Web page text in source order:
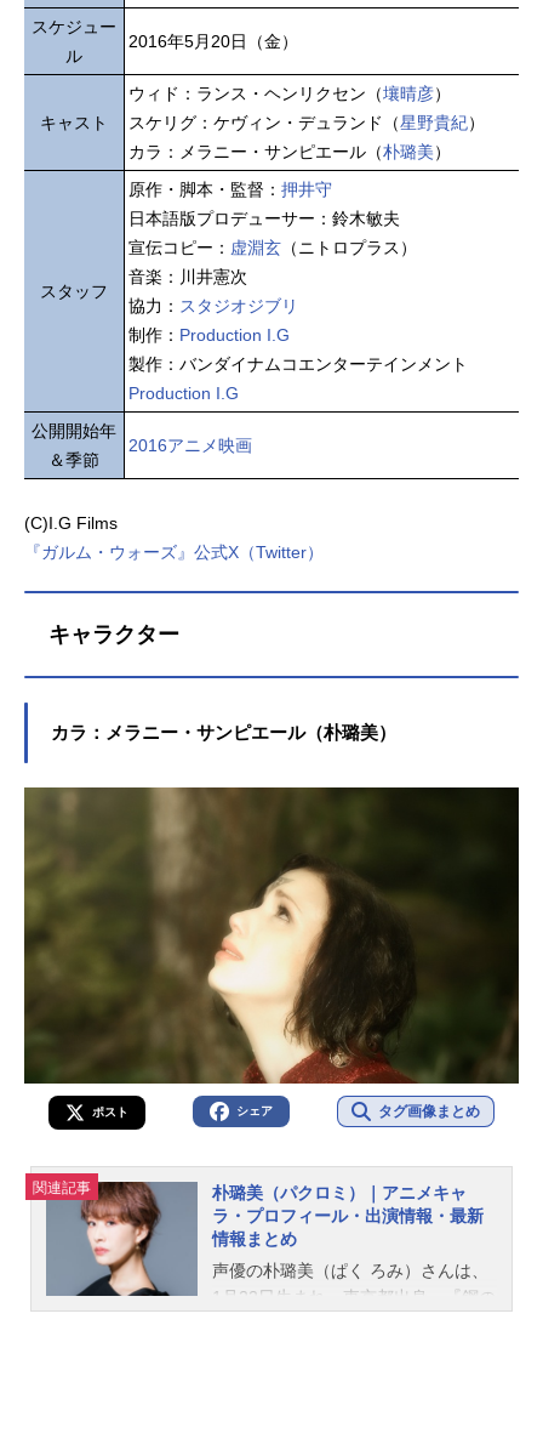
スケジュー
ル
2016年5月20日（金）
キャスト
ウィド：ランス・ヘンリクセン（壤晴彦）
スケリグ：ケヴィン・デュランド（星野貴紀）
カラ：メラニー・サンピエール（朴璐美）
スタッフ
原作・脚本・監督： 押井守
日本語版プロデューサー：鈴木敏夫
宣伝コピー： 虚淵玄 （ニトロプラス）
音楽：川井憲次
協力： スタジオジブリ
制作： Production I.G
製作：バンダイナムコエンターテインメント
Production I.G
公開開始年
＆季節
2016アニメ映画
(C)I.G Films
『ガルム・ウォーズ』公式X（Twitter）
キャラクター
カラ：メラニー・サンピエール（朴璐美）
ポスト シェア タグ画像まとめ
関連記事
朴璐美（パクロミ）｜アニメキャ
ラ・プロフィール・出演情報・最新
情報まとめ
声優の朴璐美（ぱく ろみ）さんは、
1月22日生まれ、東京都出身。『鋼の